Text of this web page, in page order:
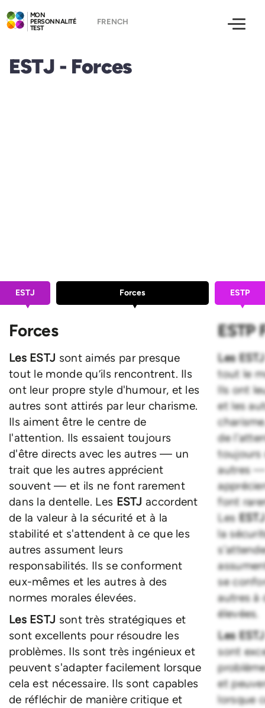
MON
PERSONNALITÉ
TEST
ESTJ - Forces
ESTJ Forces ESTP
Forces
Les ESTJ sont aimés par presque
tout le monde qu’ils rencontrent. Ils
ont leur propre style d'humour, et les
autres sont attirés par leur charisme.
Ils aiment être le centre de
l'attention. Ils essaient toujours
d'être directs avec les autres — un
trait que les autres apprécient
souvent — et ils ne font rarement
dans la dentelle. Les ESTJaccordent
de la valeur à la sécurité et à la
stabilité et s'attendent à ce que les
autres assument leurs
responsabilités. Ils se conforment
eux-mêmes et les autres à des
normes morales élevées.
Les ESTJ sont très stratégiques et
sont excellents pour résoudre les
problèmes. Ils sont très ingénieux et
peuvent s'adapter facilement lorsque
cela est nécessaire. Ils sont capables
de réfléchir de manière critique et
ESTP
Les
tout le
Ils ont
et les
de
toujours
autres
font
Les
la
se
autres à
élevées.
Les
sont
et
lorsque